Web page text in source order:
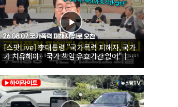
[스팟Live] 李대통령 "국가폭력 피해자, 국가
가 치유해야…국가 책임 유효기간 없어"｜
26.08.07 국가폭력 피해자 위로 오찬